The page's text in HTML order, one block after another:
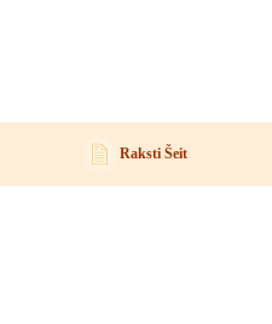
Raksti Šeit